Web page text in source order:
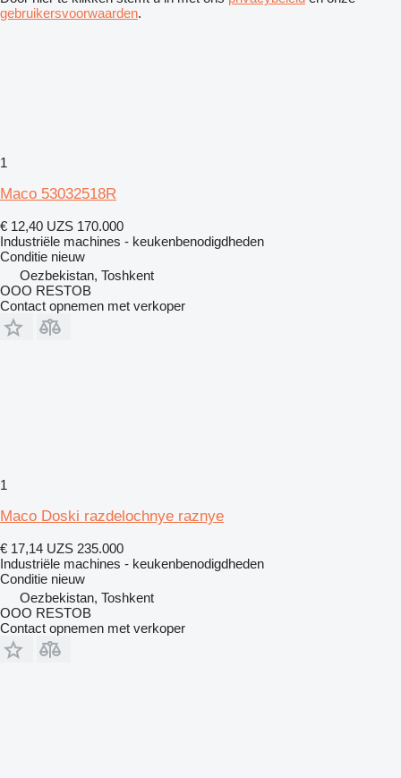
gebruikersvoorwaarden.
1
Maco 53032518R
€ 12,40 UZS 170.000
Industriële machines - keukenbenodigdheden
Conditie nieuw
Oezbekistan, Toshkent
OOO RESTOB
Contact opnemen met verkoper
1
Maco Doski razdelochnye raznye
€ 17,14 UZS 235.000
Industriële machines - keukenbenodigdheden
Conditie nieuw
Oezbekistan, Toshkent
OOO RESTOB
Contact opnemen met verkoper